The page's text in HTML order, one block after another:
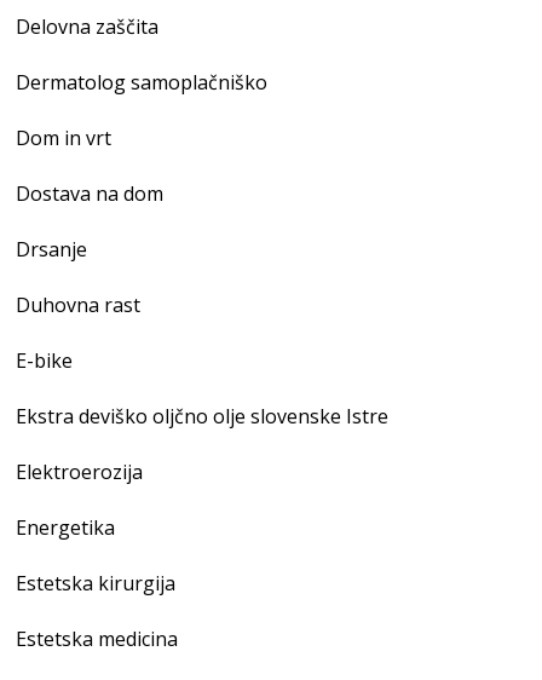
Delovna zaščita
Dermatolog samoplačniško
Dom in vrt
Dostava na dom
Drsanje
Duhovna rast
E-bike
Ekstra deviško oljčno olje slovenske Istre
Elektroerozija
Energetika
Estetska kirurgija
Estetska medicina